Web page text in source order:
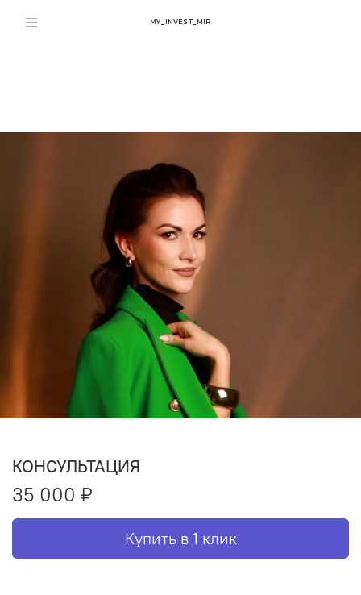
MY_INVEST_MIR
КОНСУЛЬТАЦИЯ
35 000 ₽
Купить в 1 клик